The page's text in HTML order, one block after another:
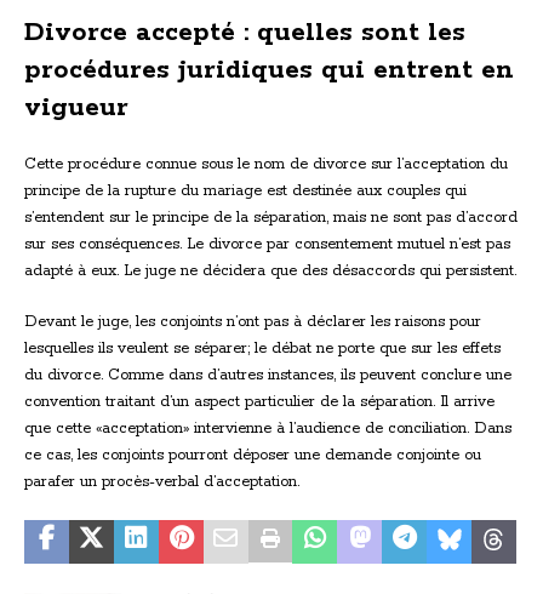
Divorce accepté : quelles sont les
procédures juridiques qui entrent en
vigueur
Cette procédure connue sous le nom de divorce sur l’acceptation du
principe de la rupture du mariage est destinée aux couples qui
s’entendent sur le principe de la séparation, mais ne sont pas d’accord
sur ses conséquences. Le divorce par consentement mutuel n’est pas
adapté à eux. Le juge ne décidera que des désaccords qui persistent.
Devant le juge, les conjoints n’ont pas à déclarer les raisons pour
lesquelles ils veulent se séparer; le débat ne porte que sur les effets
du divorce. Comme dans d’autres instances, ils peuvent conclure une
convention traitant d’un aspect particulier de la séparation. Il arrive
que cette «acceptation» intervienne à l’audience de conciliation. Dans
ce cas, les conjoints pourront déposer une demande conjointe ou
parafer un procès-verbal d’acceptation.